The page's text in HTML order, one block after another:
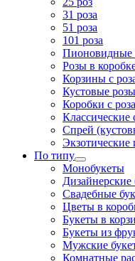
31 роза
51 роза
101 роза
Пионовидные
Розы в
Корзины с
Кустовые розы
Коробки с
Классические
Спрей
Экзотические
По типу
Монобукеты
Дизайнерские
Свадебные
Цветы в
Букеты в
Букеты из
Мужские
Комнатные